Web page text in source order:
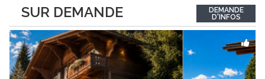
SUR DEMANDE
immédiate des villes. Dans cet environnement privilégié, une
propriété...
DEMANDE
D'INFOS